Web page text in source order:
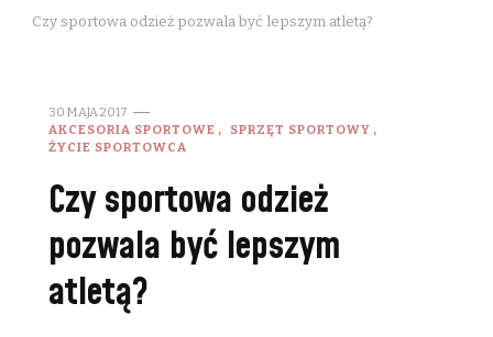
Czy sportowa odzież pozwala być lepszym atletą?
30 MAJA 2017
AKCESORIA SPORTOWE
SPRZĘT SPORTOWY
ŻYCIE SPORTOWCA
Czy sportowa odzież
pozwala być lepszym
atletą?